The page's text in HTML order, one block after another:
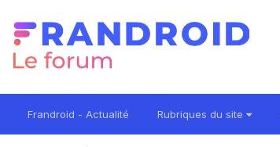
Frandroid - Actualité Rubriques du site